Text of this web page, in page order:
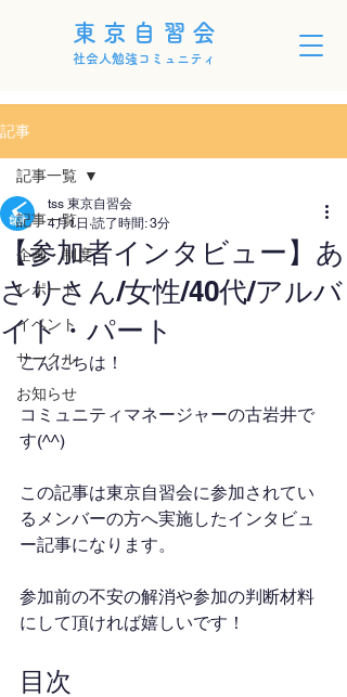
東京自習会
社会人勉強コミュニティ
記事
記事一覧
企画・制度
レポート
イベント
サークル
お知らせ
記事一覧
【参加者インタビュー】あ
さりさん/女性/40代/アルバ
イト・パート
tss 東京自習会
4月1日 読了時間: 3分
こんにちは！
コミュニティマネージャーの古岩井で
す(^^)
この記事は東京自習会に参加されてい
るメンバーの方へ実施したインタビュ
ー記事になります。
参加前の不安の解消や参加の判断材料
にして頂ければ嬉しいです！
目次